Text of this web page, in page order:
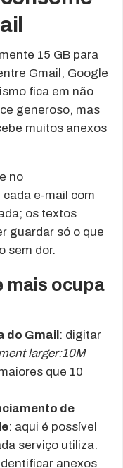
15 GB para
Gmail, Google
fica em não
generoso, mas
muitos anexos
no
e-mail com
os textos
guardar só o que
sem dor.
mais ocupa
do Gmail: digitar
larger:10M
que 10
de
: aqui é possível
serviço utiliza.
anexos